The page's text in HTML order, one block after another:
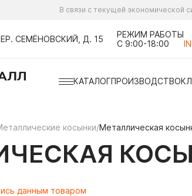
В связи с текущей экономической
СЕМЁНОВСКИЙ, Д. 15
РЕЖИМ РАБОТЫ
С 9:00-18:00
КАТАЛОГПРОИЗВОДСТВО
косынки/Металлическая
данным товаром